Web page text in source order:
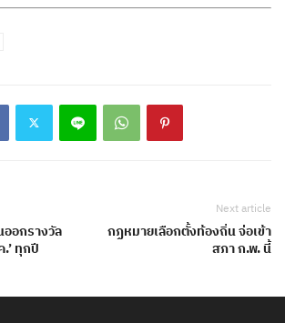
ออกรางวัล
.’ ทุกปี
Next article
กฏหมายเลือกตั้งท้องถิ่น จ่อเข้า
สภา ก.พ. นี้